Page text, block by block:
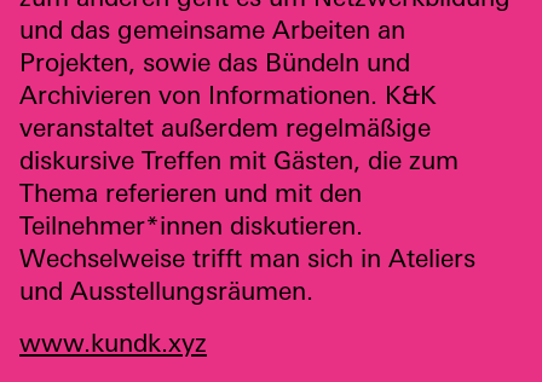
und das gemeinsame Arbeiten an
Projekten, sowie das Bündeln und
Archivieren von Informationen. K&K
veranstaltet außerdem regelmäßige
diskursive Treffen mit Gästen, die zum
Thema referieren und mit den
Teilnehmer*innen diskutieren.
Wechselweise trifft man sich in Ateliers
und Ausstellungsräumen.
www.kundk.xyz